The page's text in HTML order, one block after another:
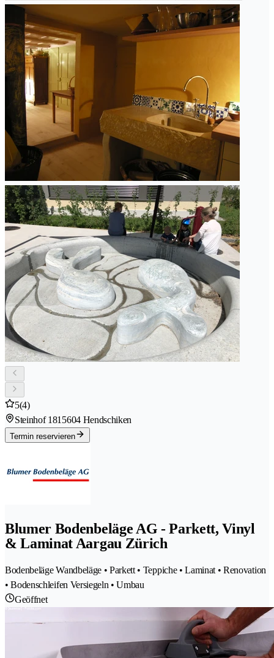
5(4)
Steinhof 181 5604 Hendschiken
Termin reservieren
Blumer Bodenbeläge AG - Parkett, Vinyl
& Laminat Aargau Zürich
Bodenbeläge Wandbeläge • Parkett • Teppiche • Laminat • Renovation
• Bodenschleifen Versiegeln • Umbau
Geöffnet